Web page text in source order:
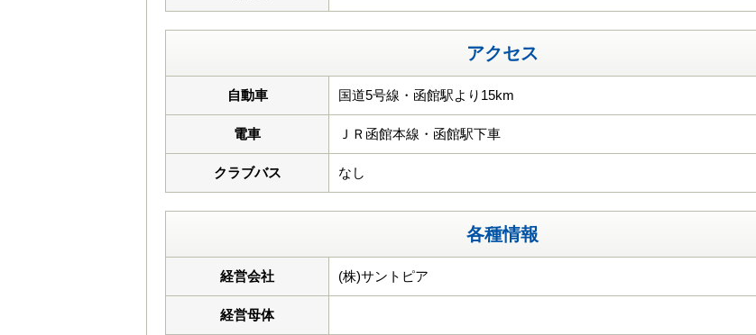
アクセス
自動車 国道5号線・函館駅より15km
電車 ＪＲ函館本線・函館駅下車
クラブバス なし
各種情報
経営会社 (株)サントピア
経営母体